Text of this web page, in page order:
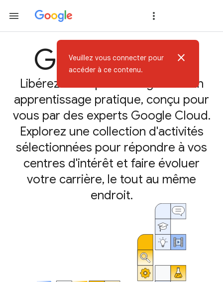
Google Skills
Libérez votre potentiel grâce à un
apprentissage pratique, conçu pour
vous par des experts Google Cloud.
Explorez une collection d'activités
sélectionnées pour répondre à vos
centres d'intérêt et faire évoluer
votre carrière, le tout au même
endroit.
Veuillez vous connecter pour
accéder à ce contenu.
close